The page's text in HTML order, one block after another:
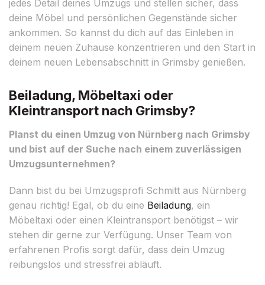
jedes Detail deines Umzugs und stellen sicher, dass
deine Möbel und persönlichen Gegenstände sicher
ankommen. So kannst du dich auf das Einleben in
deinem neuen Zuhause konzentrieren und den Start in
deinem neuen Lebensabschnitt in Grimsby genießen.
Beiladung, Möbeltaxi oder
Kleintransport nach Grimsby?
Planst du einen Umzug von Nürnberg nach Grimsby
und bist auf der Suche nach einem zuverlässigen
Umzugsunternehmen?
Dann bist du bei Umzugsprofi Schmitt aus Nürnberg
genau richtig! Egal, ob du eine Beiladung, ein
Möbeltaxi oder einen Kleintransport benötigst – wir
stehen dir gerne zur Verfügung. Unser Team von
erfahrenen Profis sorgt dafür, dass dein Umzug
reibungslos und stressfrei abläuft.